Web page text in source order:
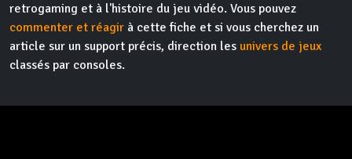
retrogaming et à l'histoire du jeu vidéo. Vous pouvez
commenter et réagir à cette fiche et si vous cherchez un
article sur un support précis, direction les univers de jeux
classés par consoles.